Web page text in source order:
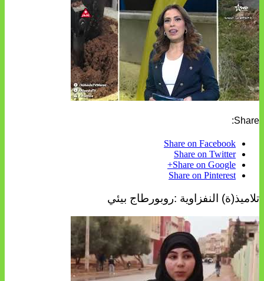
Share:
Share on Facebook
Share on Twitter
Share on Google+
Share on Pinterest
تلاميذ(ة) النفزاوية :روبورطاج بيئي